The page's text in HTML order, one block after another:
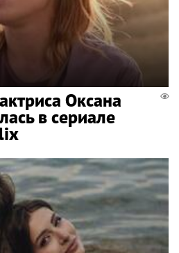
Оксана
в сериале